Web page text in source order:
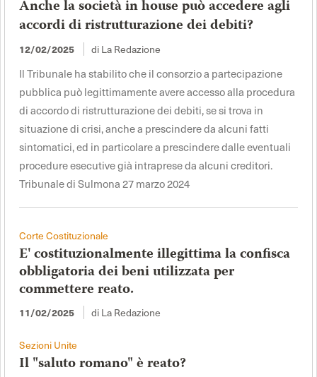
Anche la società in house può accedere agli
accordi di ristrutturazione dei debiti?
12/02/2025 di La Redazione
Il Tribunale ha stabilito che il consorzio a partecipazione
pubblica può legittimamente avere accesso alla procedura
di accordo di ristrutturazione dei debiti, se si trova in
situazione di crisi, anche a prescindere da alcuni fatti
sintomatici, ed in particolare a prescindere dalle eventuali
procedure esecutive già intraprese da alcuni creditori.
Tribunale di Sulmona 27 marzo 2024
Corte Costituzionale
E' costituzionalmente illegittima la confisca
obbligatoria dei beni utilizzata per
commettere reato.
11/02/2025 di La Redazione
Sezioni Unite
Il "saluto romano" è reato?